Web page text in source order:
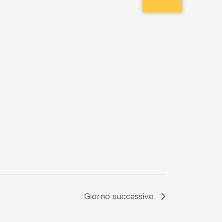
Giorno successivo